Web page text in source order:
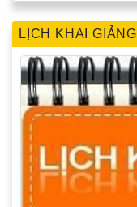
LỊCH KHAI GIẢNG